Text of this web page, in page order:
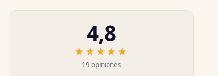
4,8
★★★★★
★★★★★
19 opiniones